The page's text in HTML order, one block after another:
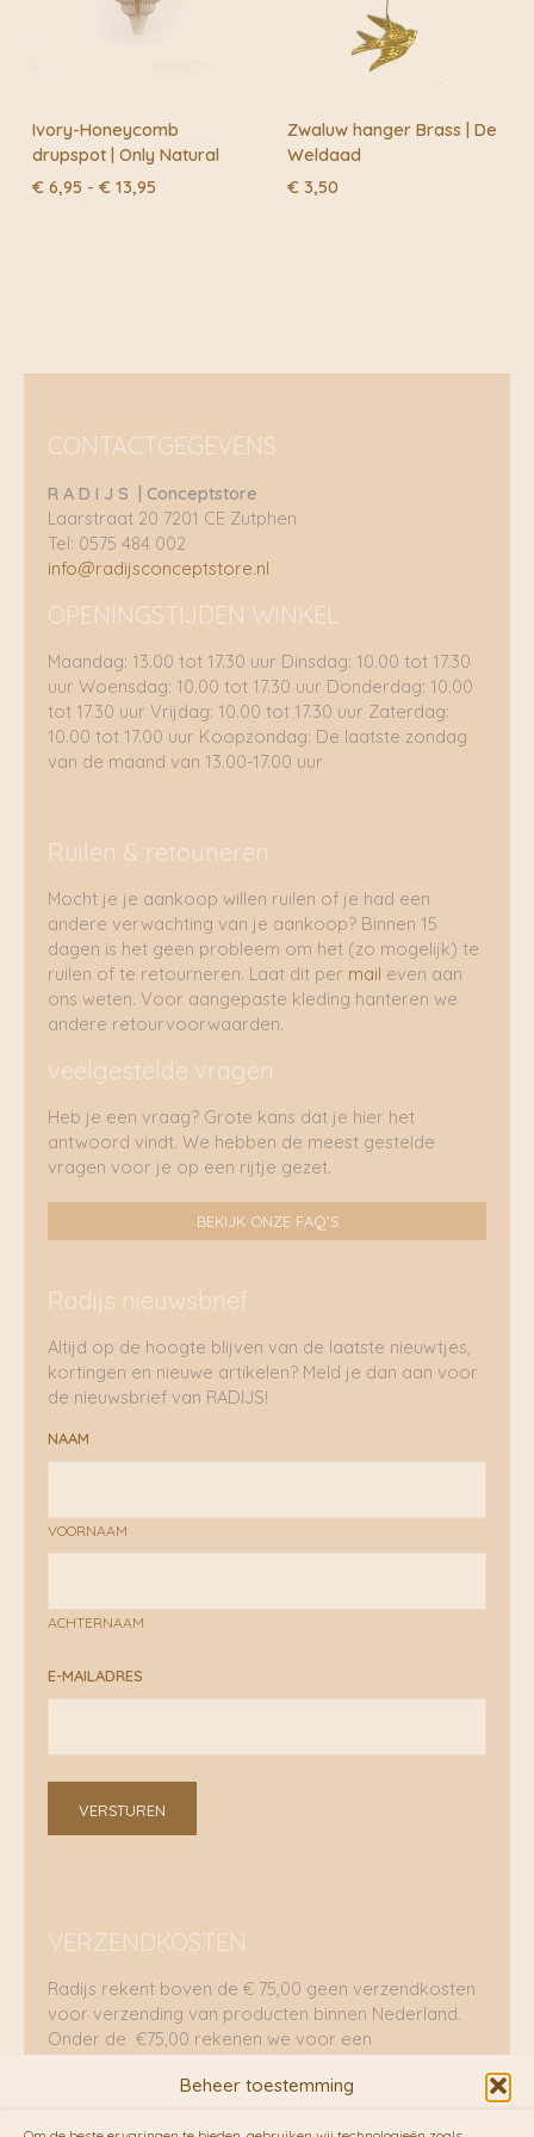
Beheer toestemming
Ivory-Honeycomb
drupspot | Only Natural
€ 6,95 - € 13,95
Zwaluw hanger Brass | De
Weldaad
€ 3,50
CONTACTGEGEVENS
R A D I J S | Conceptstore
Laarstraat 20 7201 CE Zutphen
Tel: 0575 484 002
info@radijsconceptstore.nl
OPENINGSTIJDEN WINKEL
Maandag: 13.00 tot 17.30 uur Dinsdag: 10.00 tot 17.30
uur Woensdag: 10.00 tot 17.30 uur Donderdag: 10.00
tot 17.30 uur Vrijdag: 10.00 tot 17.30 uur Zaterdag:
10.00 tot 17.00 uur Koopzondag: De laatste zondag
van de maand van 13.00-17.00 uur
Ruilen & retouneren
Mocht je je aankoop willen ruilen of je had een
andere verwachting van je aankoop? Binnen 15
dagen is het geen probleem om het (zo mogelijk) te
ruilen of te retourneren. Laat dit per mail even aan
ons weten. Voor aangepaste kleding hanteren we
andere retourvoorwaarden.
veelgestelde vragen
Heb je een vraag? Grote kans dat je hier het
antwoord vindt. We hebben de meest gestelde
vragen voor je op een rijtje gezet.
BEKIJK ONZE FAQ'S
Radijs nieuwsbrief
Altijd op de hoogte blijven van de laatste nieuwtjes,
kortingen en nieuwe artikelen? Meld je dan aan voor
de nieuwsbrief van RADIJS!
NAAM
VOORNAAM
ACHTERNAAM
E-MAILADRES
VERSTUREN
VERZENDKOSTEN
Radijs rekent boven de € 75,00 geen verzendkosten
voor verzending van producten binnen Nederland.
Onder de €75,00 rekenen we voor een